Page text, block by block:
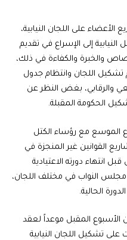
الأعضاء على اللجان النيابية،
إلى الإسراع في تقديم
والخبرة والكفاءة في ذلك،
اللجان وانتظام جدول
والرقابي، بغض النظر عن
الحكومة المقبلة.
الموسع مع رؤساء الكتل
مشاريع القوانين غير المنجزة في
انتهاء دورته الاعتيادية
مجلس النواب في مختلف اللجان،
الحالية.
الأسبوع المقبل موعداً لعقد
تشكيل اللجان النيابية